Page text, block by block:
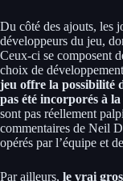
Du côté des ajouts, les
développeurs du jeu,
Ceux-ci se composent
choix de
jeu offre la possibilité
pas été incorporés à
sont pas réellement
commentaires de Neil
opérés par l’équipe et
Par ailleurs, le vrai